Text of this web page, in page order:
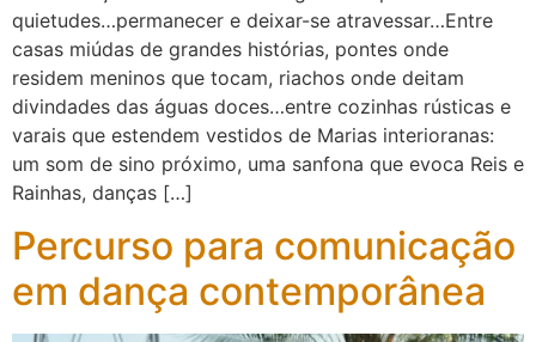
quietudes…permanecer e deixar-se atravessar…Entre
casas miúdas de grandes histórias, pontes onde
residem meninos que tocam, riachos onde deitam
divindades das águas doces…entre cozinhas rústicas e
varais que estendem vestidos de Marias interioranas:
um som de sino próximo, uma sanfona que evoca Reis e
Rainhas, danças […]
Percurso para comunicação
em dança contemporânea